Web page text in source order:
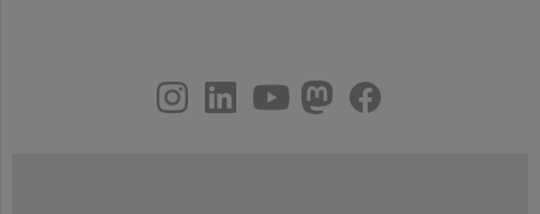
youtubehelmholtz.socialfacebook